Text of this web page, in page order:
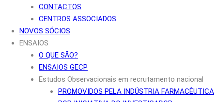
CONTACTOS
CENTROS ASSOCIADOS
NOVOS SÓCIOS
ENSAIOS
O QUE SÃO?
ENSAIOS GECP
Estudos Observacionais em recrutamento nacional
PROMOVIDOS PELA INDÚSTRIA FARMACÊUTICA